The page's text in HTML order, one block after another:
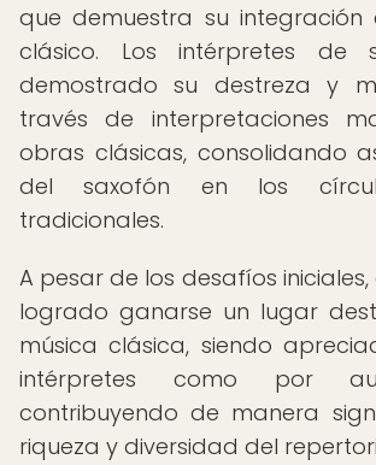
que demuestra su
clásico. Los intérpretes de
demostrado su destreza y
través de interpretaciones
obras clásicas, consolidando
del saxofón en los
tradicionales.
A pesar de los desafíos
logrado ganarse un lugar
música clásica, siendo
intérpretes como por
contribuyendo de manera
riqueza y diversidad del